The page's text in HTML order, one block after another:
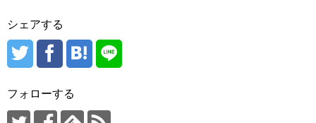
シェアする
フォローする